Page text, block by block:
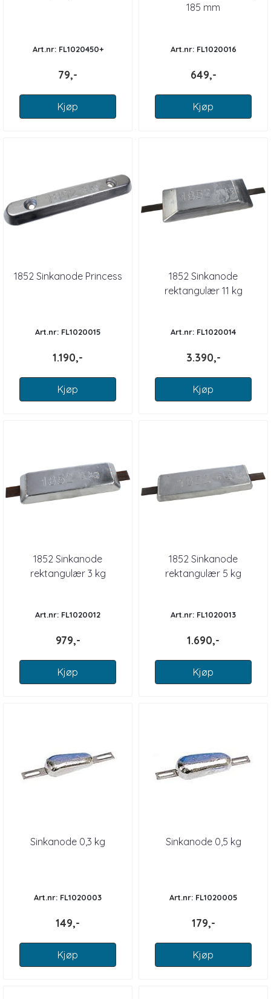
Art.nr: FL1020450+
79,-
Kjøp
185 mm
Art.nr: FL1020016
649,-
Kjøp
1852 Sinkanode Princess
Art.nr: FL1020015
1.190,-
Kjøp
1852 Sinkanode
rektangulær 11 kg
Art.nr: FL1020014
3.390,-
Kjøp
1852 Sinkanode
rektangulær 3 kg
Art.nr: FL1020012
979,-
Kjøp
1852 Sinkanode
rektangulær 5 kg
Art.nr: FL1020013
1.690,-
Kjøp
Sinkanode 0,3 kg
Art.nr: FL1020003
149,-
Kjøp
Sinkanode 0,5 kg
Art.nr: FL1020005
179,-
Kjøp